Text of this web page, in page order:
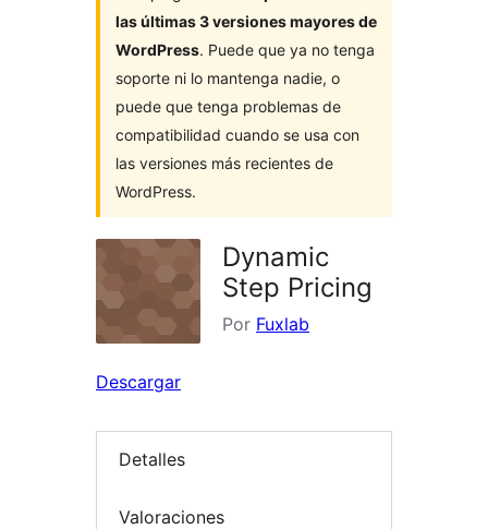
las últimas 3 versiones mayores de
WordPress. Puede que ya no tenga
soporte ni lo mantenga nadie, o
puede que tenga problemas de
compatibilidad cuando se usa con
las versiones más recientes de
WordPress.
Dynamic
Step Pricing
Por Fuxlab
Descargar
Detalles
Valoraciones